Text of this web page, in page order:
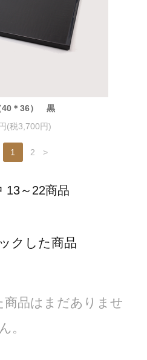
40＊36） 黒
(税3,700円)
1 2 >
13～22商品
クした商品
品はまだありませ
ん。